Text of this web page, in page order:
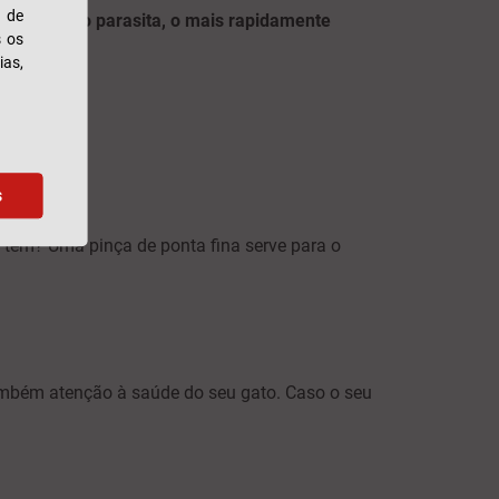
eliminar o parasita, o mais rapidamente
Uma pinça de ponta fina serve para o
atenção à saúde do seu gato. Caso o seu
de
os